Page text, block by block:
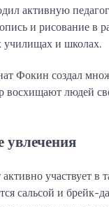
активную
и рисование в
училищах и школах.
Фокин создал
восхищают людей
участвует в
сальсой и брейк-